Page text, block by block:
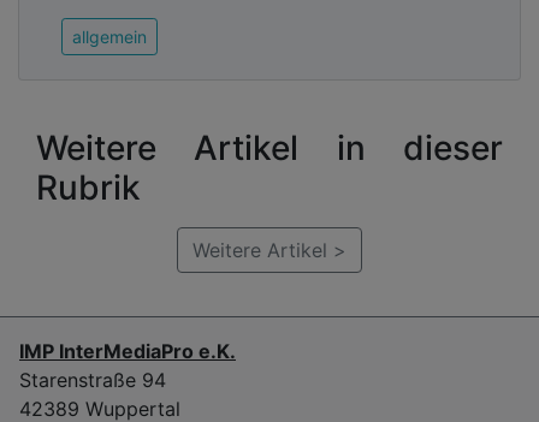
allgemein
Weitere Artikel in dieser
Rubrik
Weitere Artikel >
IMP InterMediaPro e.K.
Starenstraße 94
42389 Wuppertal